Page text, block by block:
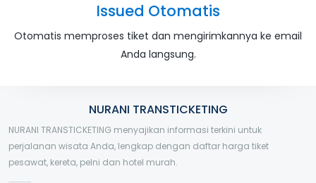
Issued Otomatis
Otomatis memproses tiket dan mengirimkannya ke email
Anda langsung.
NURANI TRANSTICKETING
NURANI TRANSTICKETING menyajikan informasi terkini untuk
perjalanan wisata Anda, lengkap dengan daftar harga tiket
pesawat, kereta, pelni dan hotel murah.